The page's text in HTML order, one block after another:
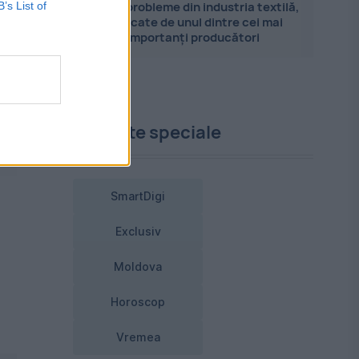
List of
Marile probleme din industria textilă,
explicate de unul dintre cei mai
importanți producători
Proiecte speciale
SmartDigi
Exclusiv
Moldova
Horoscop
Vremea